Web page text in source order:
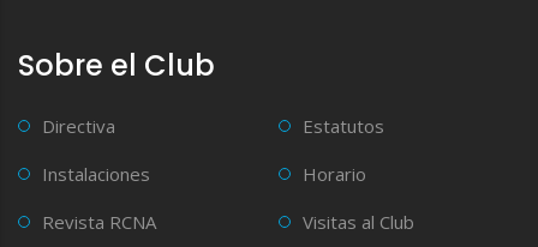
Sobre el Club
Directiva
Estatutos
Instalaciones
Horario
Revista RCNA
Visitas al Club